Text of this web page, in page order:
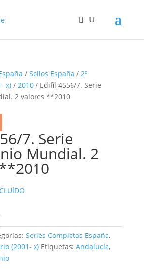
/ Sellos España / 2º
x)/ 2010/ Edifil 4556/7. Serie
2 valores **2010
7. Serie
Mundial. 2
Series Completas España,
(2001- x) Etiquetas: Andalucía,